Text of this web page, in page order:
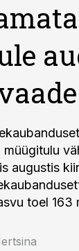
augustis
toel 163